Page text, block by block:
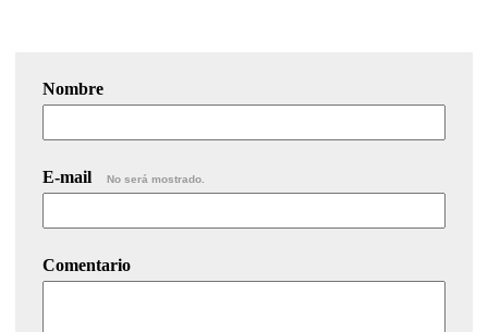
Nombre
E-mail No será mostrado.
Comentario